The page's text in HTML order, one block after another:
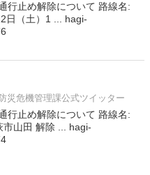
止め解除について 路線名:
日（土）1 ... hagi-
災危機管理課公式ツイッター
止め解除について 路線名:
市山田 解除 ... hagi-